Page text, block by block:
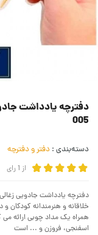
005
دسته‌بندی : دفتر و دفترچه
از 1رای
همراه یک مداد چوبی ارائه
اسفنجی، فروزن و ... است